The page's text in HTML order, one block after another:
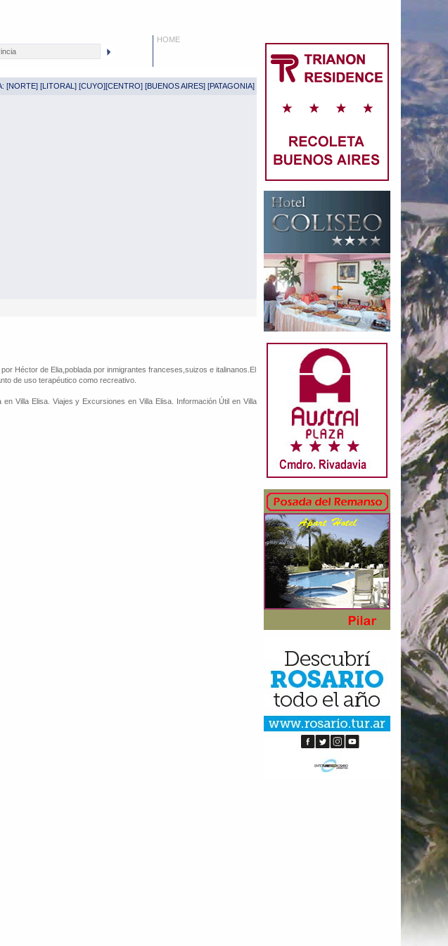
HOME
[NORTE] [LITORAL ] [CUYO][CENTRO] [BUENOS AIRES] [PATAGONIA]
Héctor de Elia,poblada por inmigrantes franceses,suizos e italinanos.El
de uso terapéutico como recreativo.
Villa Elisa. Viajes y Excursiones en Villa Elisa. Información Útil en Villa